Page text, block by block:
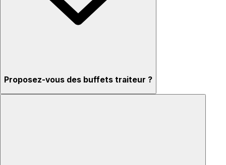
Proposez-vous des buffets traiteur ?